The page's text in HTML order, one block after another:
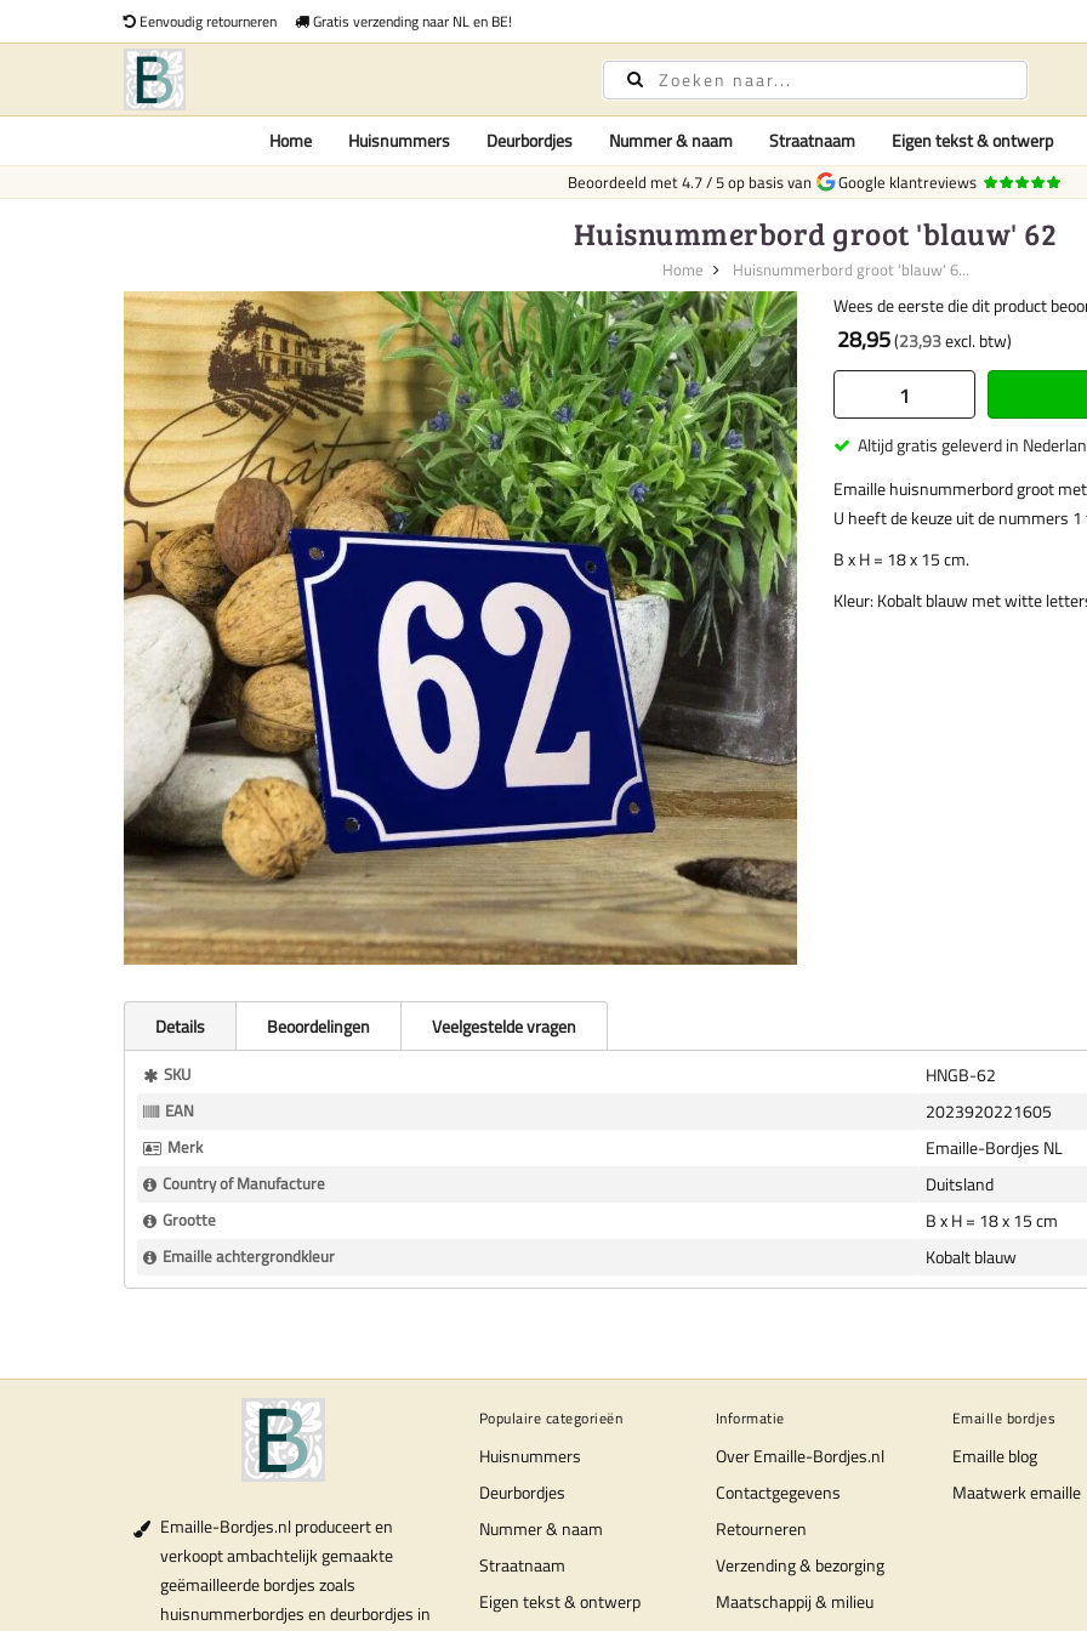
Eenvoudig retourneren Gratis verzending naar NL en BE!
Home Huisnummers Deurbordjes Nummer & naam Straatnaam Eigen tekst & ontwerp
Beoordeeld met4.7/5op basis van Google klantreviews
Huisnummerbord groot 'blauw' 62
Home Huisnummerbord groot 'blauw' 6...
Wees de eerste die dit product
28,95 23,93
Altijd gratis geleverd in
Emaille huisnummerbord groot
U heeft de keuze uit de nummers
B x H = 18 x 15 cm.
Kleur: Kobalt blauw met witte
Details Beoordelingen
Veelgestelde vragen
Meer
Informatie
SKU HNGB-62
EAN 2023920221605
Merk Emaille-Bordjes NL
Country of Manufacture Duitsland
Grootte B x H = 18 x 15 cm
Emaille achtergrondkleur Kobalt blauw
Emaille-Bordjes.nl produceert en
verkoopt ambachtelijk gemaakte
geëmailleerde bordjes zoals
huisnummerbordjes en deurbordjes in
Populaire categorieën
Huisnummers
Deurbordjes
Nummer & naam
Straatnaam
Eigen tekst & ontwerp
Informatie
Over Emaille-Bordjes.nl
Contactgegevens
Retourneren
Verzending & bezorging
Maatschappij & milieu
Emaille bordjes
Emaille blog
Maatwerk emaille